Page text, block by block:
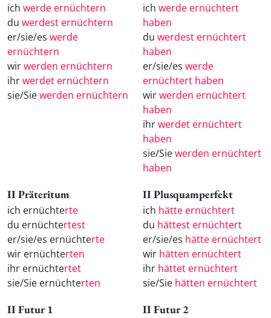
ich werde ernüchtern
du werdest ernüchtern
er/sie/es werde
ernüchtern
wirwerden ernüchtern
ihrwerdet ernüchtern
sie/Siewerden ernüchtern
ich werde ernüchtert
haben
du werdest ernüchtert
haben
er/sie/es werde
ernüchtert haben
wirwerden ernüchtert
haben
ihrwerdet ernüchtert
haben
sie/Siewerden ernüchtert
haben
II Präteritum
ich ernüchterte
du ernüchtertest
er/sie/es ernüchterte
wir ernüchterten
ihr ernüchtertet
sie/Sie ernüchterten
II Plusquamperfekt
ich hätte ernüchtert
du hättest ernüchtert
er/sie/es hätte ernüchtert
wir hätten ernüchtert
ihr hättet ernüchtert
sie/Sie hätten ernüchtert
II Futur 1 II Futur 2